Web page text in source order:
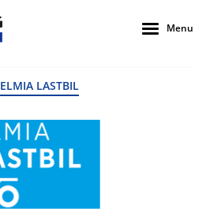
Menu
ELMIA LASTBIL